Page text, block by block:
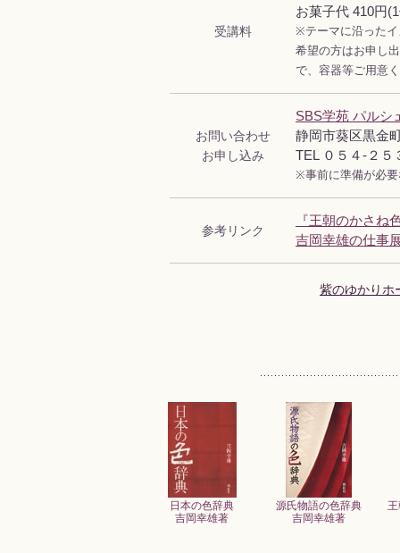
受講料
お菓子代 410円
※テーマに沿ったイ
希望の方はお申し
で、容器等ご用意
お問い合わせ
お申し込み
SBS学苑 パルシ
静岡市葵区黒金
TEL ０５４-２５
※事前に準備が必要
参考リンク
『王朝のかさね
吉岡幸雄の仕事
紫のゆかりホ
日本の色辞典
吉岡幸雄著
源氏物語の色辞典
吉岡幸雄著